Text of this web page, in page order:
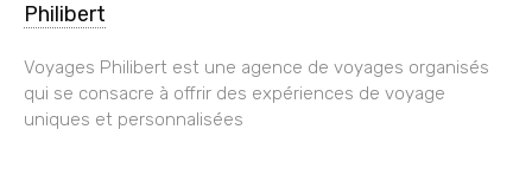
Philibert
Voyages Philibert est une agence de voyages organisés
qui se consacre à offrir des expériences de voyage
uniques et personnalisées